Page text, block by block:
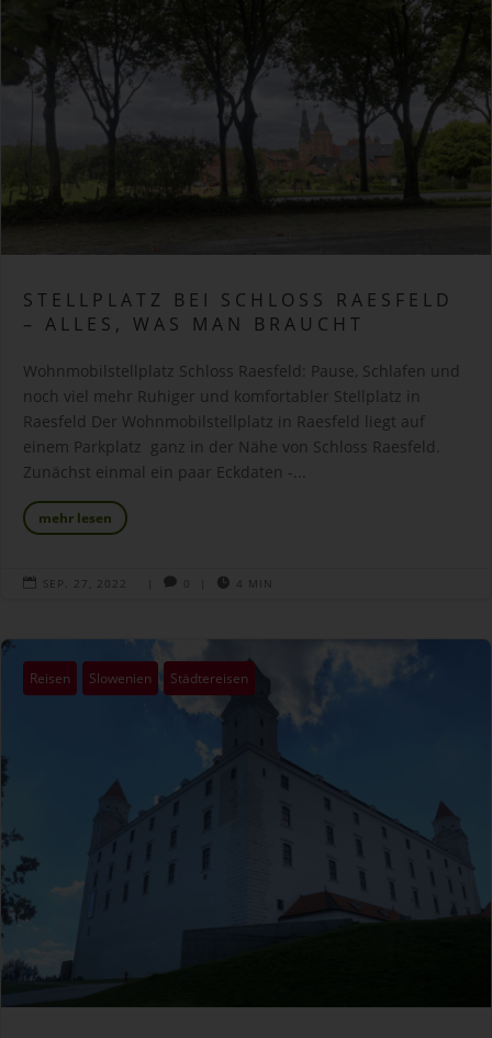
STELLPLATZ BEI SCHLOSS RAESFELD
– ALLES, WAS MAN BRAUCHT
Wohnmobilstellplatz Schloss Raesfeld: Pause, Schlafen und
noch viel mehr ​Ruhiger und komfortabler Stellplatz in
Raesfeld ​Der Wohnmobilstellplatz in Raesfeld liegt auf
einem Parkplatz ganz in der Nähe von Schloss Raesfeld.
Zunächst einmal ein paar Eckdaten -...
mehr lesen
 SEP. 27, 2022  0  4 MIN
Reisen Slowenien Städtereisen